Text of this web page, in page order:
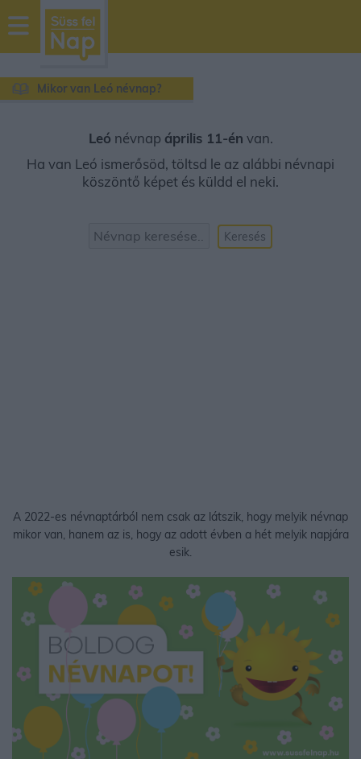
sussfelnap.hu
időjárás
Mikor van Leó névnap?
Leó névnap április 11-én van.
Ha van Leó ismerősöd, töltsd le az alábbi névnapi
köszöntő képet és küldd el neki.
Keresés
A 2022-es névnaptárból nem csak az látszik, hogy melyik névnap
mikor van, hanem az is, hogy az adott évben a hét melyik napjára
esik.